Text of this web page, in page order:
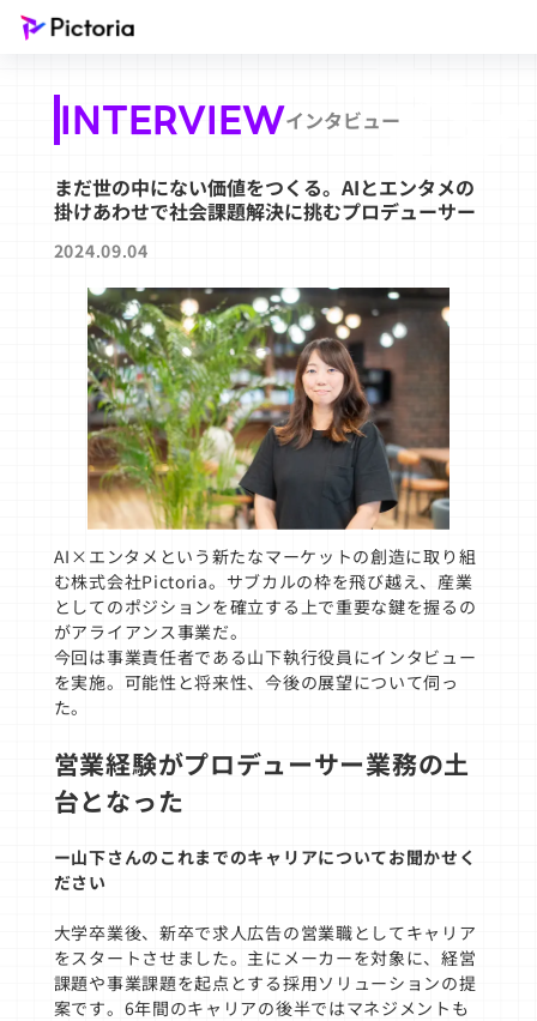
INTERVIEWインタビュー
まだ世の中にない価値をつくる。AIとエンタメの
掛けあわせで社会課題解決に挑むプロデューサー
2024.09.04
AI×エンタメという新たなマーケットの創造に取り組
む株式会社Pictoria。サブカルの枠を飛び越え、産業
としてのポジションを確立する上で重要な鍵を握るの
がアライアンス事業だ。
今回は事業責任者である山下執行役員にインタビュー
を実施。可能性と将来性、今後の展望について伺っ
た。
営業経験がプロデューサー業務の土
台となった
ー山下さんのこれまでのキャリアについてお聞かせく
ださい
大学卒業後、新卒で求人広告の営業職としてキャリア
をスタートさせました。主にメーカーを対象に、経営
課題や事業課題を起点とする採用ソリューションの提
案です。6年間のキャリアの後半ではマネジメントも